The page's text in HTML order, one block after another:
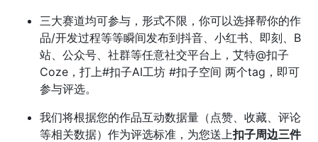
三大赛道均可参与，形式不限，你可以选择帮你的作
品/开发过程等等瞬间发布到抖音、小红书、即刻、B
站、公众号、社群等任意社交平台上，艾特@扣子
Coze，打上#扣子AI工坊 #扣子空间 两个tag，即可
参与评选。
我们将根据您的作品互动数据量（点赞、收藏、评论
等相关数据）作为评选标准，为您送上扣子周边三件